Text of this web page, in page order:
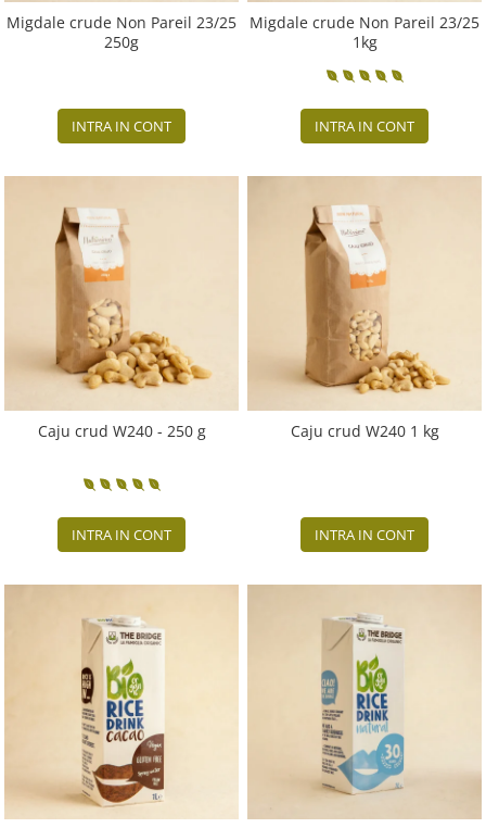
Migdale crude Non Pareil 23/25
250g
INTRA IN CONT
Migdale crude Non Pareil 23/25
1kg
INTRA IN CONT
Caju crud W240 - 250 g
INTRA IN CONT
Caju crud W240 1 kg
INTRA IN CONT